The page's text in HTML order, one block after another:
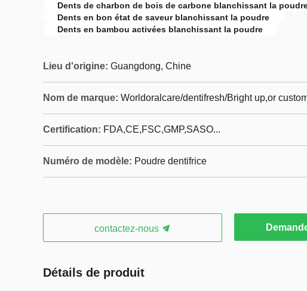
Dents de charbon de bois de carbone blanchissant la
Dents en bon état de saveur blanchissant la poudre
Dents en bambou activées blanchissant la poudre
Lieu d'origine: Guangdong, Chine
Nom de marque: Worldoralcare/dentifresh/Bright up,or
Certification: FDA,CE,FSC,GMP,SASO...
Numéro de modèle: Poudre dentifrice
contactez-nous
Détails de produit